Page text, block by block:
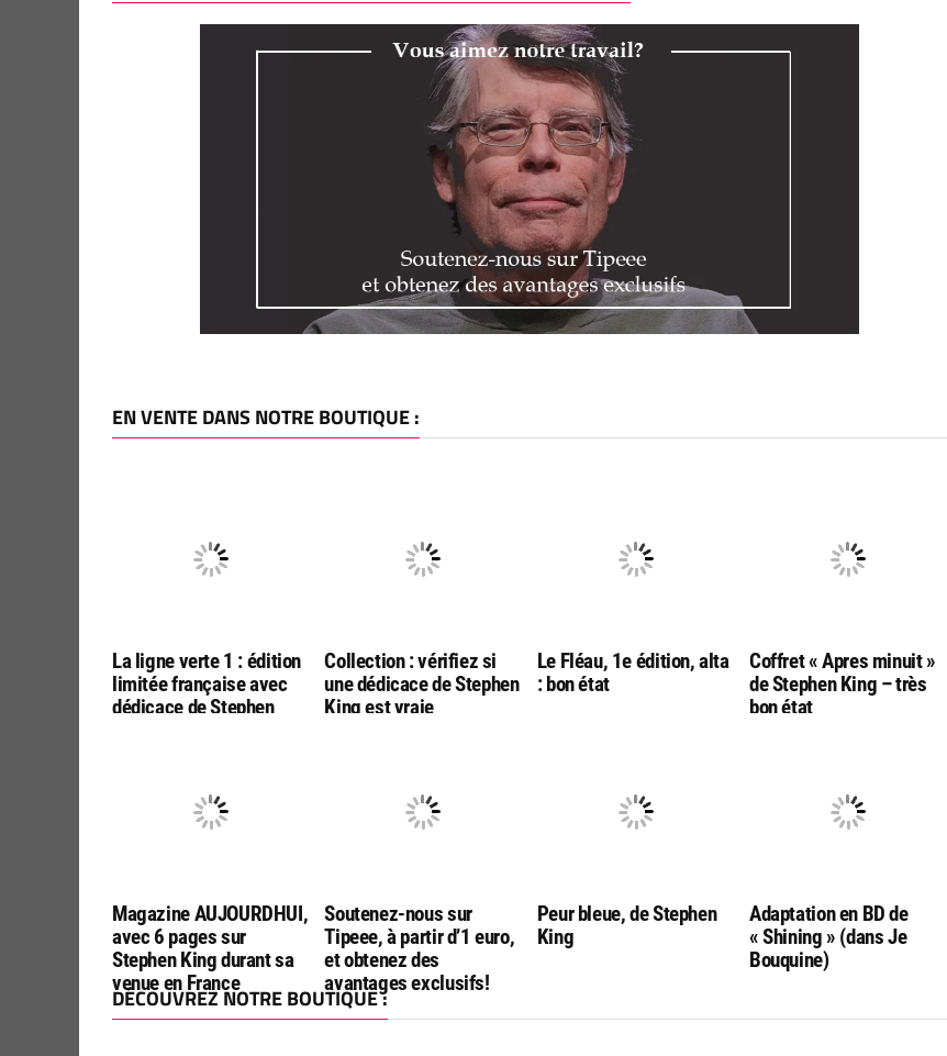
EN VENTE DANS NOTRE BOUTIQUE :
La ligne verte 1 : édition
limitée française avec
dédicace de Stephen
Collection : vérifiez si
une dédicace de Stephen
King est vraie
Le Fléau, 1e édition, alta
: bon état
Coffret « Apres minuit »
de Stephen King – très
bon état
Magazine AUJOURDHUI,
avec 6 pages sur
Stephen King durant sa
venue en France
Soutenez-nous sur
Tipeee, à partir d’1 euro,
et obtenez des
avantages exclusifs!
Peur bleue, de Stephen
King
Adaptation en BD de
« Shining » (dans Je
Bouquine)
DÉCOUVREZ NOTRE BOUTIQUE :